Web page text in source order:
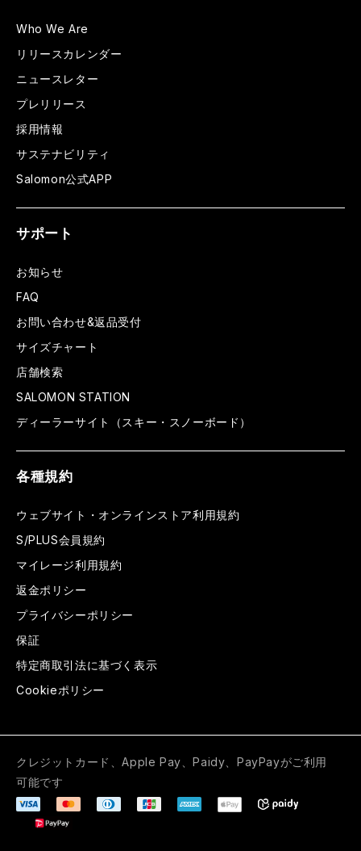
Who We Are
リリースカレンダー
ニュースレター
プレリリース
採用情報
サステナビリティ
Salomon公式APP
サポート
お知らせ
FAQ
お問い合わせ&返品受付
サイズチャート
店舗検索
SALOMON STATION
ディーラーサイト（スキー・スノーボード）
各種規約
ウェブサイト・オンラインストア利用規約
S/PLUS会員規約
マイレージ利用規約
返金ポリシー
プライバシーポリシー
保証
特定商取引法に基づく表示
Cookieポリシー
クレジットカード、Apple Pay、Paidy、PayPayがご利用
可能です